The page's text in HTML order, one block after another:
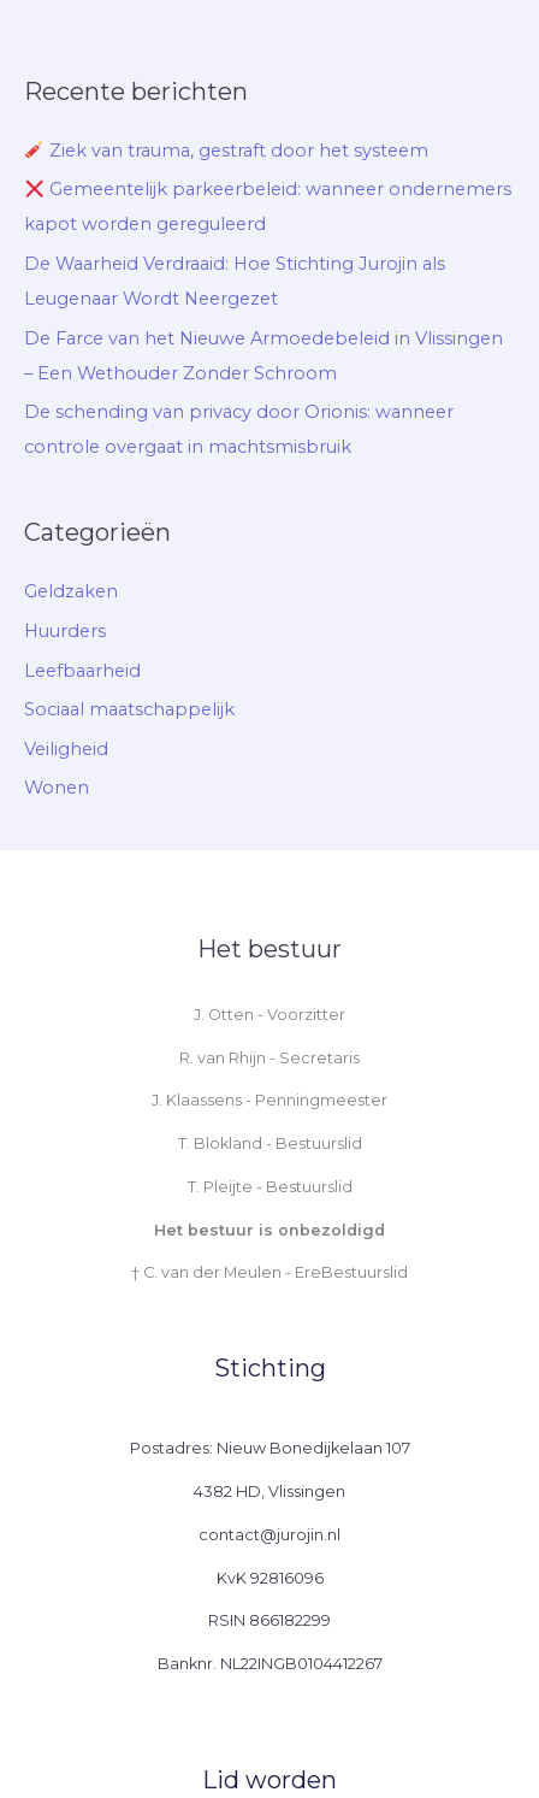
Recente berichten
Ziek van trauma, gestraft door het systeem
Gemeentelijk parkeerbeleid: wanneer ondernemers
kapot worden gereguleerd
De Waarheid Verdraaid: Hoe Stichting Jurojin als
Leugenaar Wordt Neergezet
De Farce van het Nieuwe Armoedebeleid in Vlissingen
– Een Wethouder Zonder Schroom
De schending van privacy door Orionis: wanneer
controle overgaat in machtsmisbruik
Categorieën
Geldzaken
Huurders
Leefbaarheid
Sociaal maatschappelijk
Veiligheid
Wonen
Het bestuur
J. Otten - Voorzitter
R. van Rhijn - Secretaris
J. Klaassens - Penningmeester
T. Blokland - Bestuurslid
T. Pleijte - Bestuurslid
Het bestuur is onbezoldigd
† C. van der Meulen - EreBestuurslid
Stichting
Postadres: Nieuw Bonedijkelaan 107
4382 HD, Vlissingen
contact@jurojin.nl
KvK 92816096
RSIN 866182299
Banknr. NL22INGB0104412267
Lid worden